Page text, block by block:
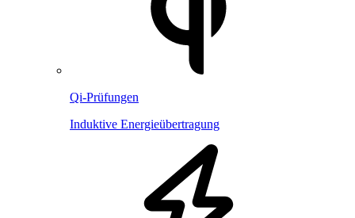
Qi-Prüfungen
Induktive Energieübertragung